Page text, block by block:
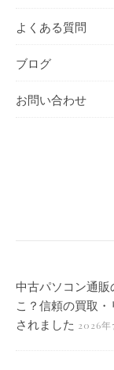
よくある質問
ブログ
お問い合わせ
中古パソコン通
こ？信頼の買取
されました 2026年